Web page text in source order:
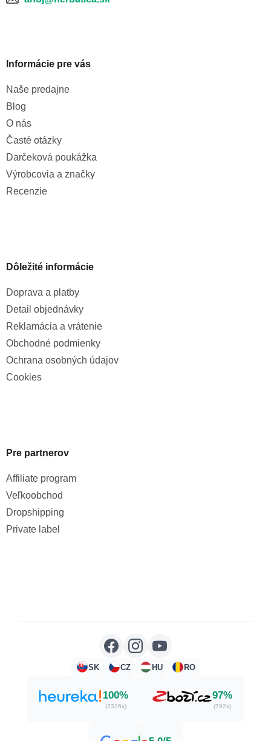
Informácie pre vás
Naše predajne
Blog
O nás
Časté otázky
Darčeková poukážka
Výrobcovia a značky
Recenzie
Dôležité informácie
Doprava a platby
Detail objednávky
Reklamácia a vrátenie
Obchodné podmienky
Ochrana osobných údajov
Cookies
Pre partnerov
Affiliate program
Veľkoobchod
Dropshipping
Private label
SK CZ HU RO
100%
(2326x)
97%
(792x)